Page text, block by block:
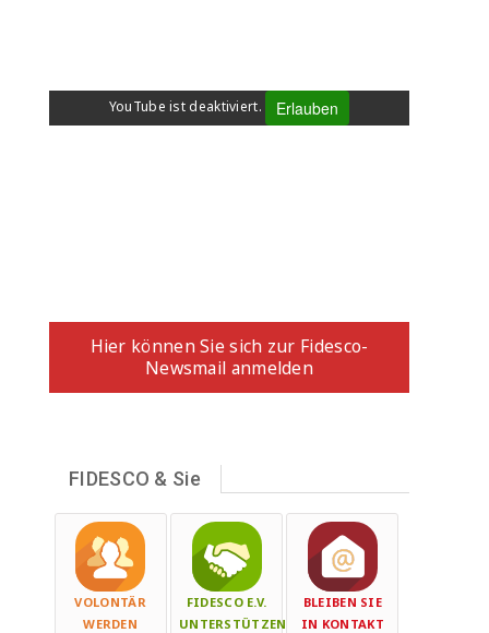
YouTube ist deaktiviert. Erlauben
Hier können Sie sich zur Fidesco-
Newsmail anmelden
FIDESCO & Sie
VOLONTÄR
WERDEN
FIDESCO E.V.
UNTERSTÜTZEN
BLEIBEN SIE
IN KONTAKT